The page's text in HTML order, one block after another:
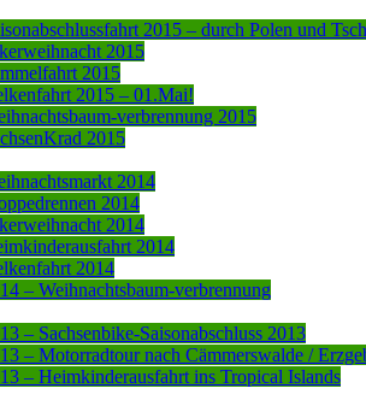
2015 – durch Polen und
2015
2015
2015 – 01.Mai!
verbrennung 2015
2015
2014
2014
2014
2014
2014
– Weihnachtsbaum-verbrennung
– Sachsenbike-Saisonabschluss 2013
– Motorradtour nach Cämmerswalde /
– Heimkinderausfahrt ins Tropical Islands